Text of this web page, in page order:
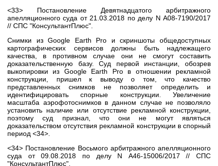
<33> Постановление Девятнадцатого арбитражного
апелляционного суда от 21.03.2018 по делу N А08-7190/2017
// СПС "КонсультантПлюс".
Снимки из Google Earth Pro и скриншоты общедоступных
картографических сервисов должны быть надлежащего
качества, в противном случае они не смогут составить
доказательственную базу. Суд первой инстанции, обозрев
выкопировки из Google Earth Pro в отношении рекламной
конструкции, пришел к выводу о том, что качество
представленных снимков не позволяет определить и
идентифицировать спорные конструкции. Увеличение
масштаба аэрофотоснимков в данном случае не позволяло
установить наличие или отсутствие рекламной конструкции,
поэтому суд признал, что они не могут являться
доказательством отсутствия рекламной конструкции в спорный
период <34>.
<34> Постановление Восьмого арбитражного апелляционного
суда от 09.08.2018 по делу N А46-15006/2017 // СПС
"КонсультантПлюс".